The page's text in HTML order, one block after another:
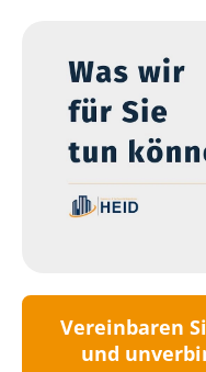
Vereinbaren
und